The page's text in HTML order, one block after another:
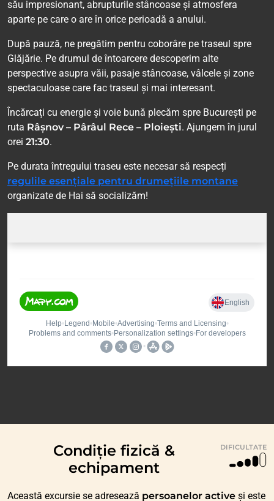
său impresionant, abrupturile stâncoase și atmosfera
aparte pe care o are în orice perioadă a anului.
După pauză, ne pregătim pentru coborâre pe traseul spre
Glăjărie. Pe drumul de întoarcere descoperim alte
perspective asupra văii, pasaje stâncoase, vâlcele și zone
spectaculoase care fac traseul și mai interesant.
Încărcați cu energie și voie bună plecăm spre București pe
ruta Râșnov – Pârâul Rece – Ploiești. Ajungem în jurul
orei 21:30.
Pe durata întregului traseu este necesar să respecți
regulile esențiale pentru drumețiile montane
organizate de Hai să socializăm!
Condiție fizică &
echipament
DIFICULTATE
Această excursie se adresează persoanelor active și este